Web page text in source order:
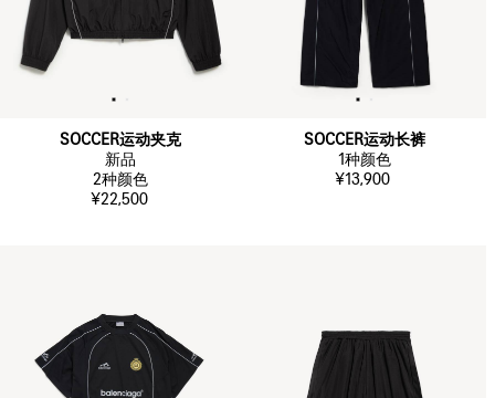
SOCCER运动夹克
新品
2种颜色
¥22,500
SOCCER运动长裤
1种颜色
¥13,900